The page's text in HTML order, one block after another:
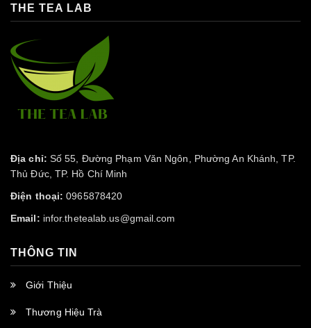
THE TEA LAB
Địa chỉ: Số 55, Đường Phạm Văn Ngôn, Phường An Khánh, TP.
Thủ Đức, TP. Hồ Chí Minh
Điện thoại: 0965878420
Email: infor.thetealab.us@gmail.com
THÔNG TIN
Giới Thiệu
Thương Hiệu Trà